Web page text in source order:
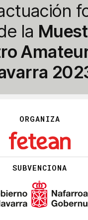
la
ORGANIZA
SUBVENCIONA